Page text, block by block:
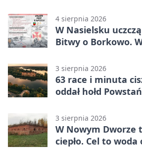
4 sierpnia 2026
W Nasielsku
Bitwy o Borkowo.
3 sierpnia 2026
63 race i minuta
oddał hołd
3 sierpnia 2026
W Nowym Dworze
ciepło. Cel to